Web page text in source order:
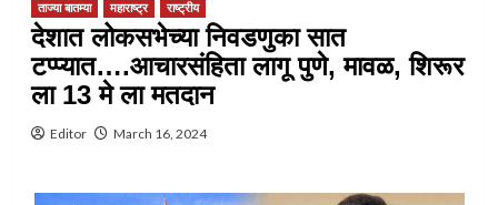
ताज्या बातम्या महाराष्ट्र राष्ट्रीय
देशात लोकसभेच्या निवडणुका सात
टप्प्यात….आचारसंहिता लागू पुणे, मावळ, शिरूर
ला 13 मे ला मतदान
Editor March 16, 2024